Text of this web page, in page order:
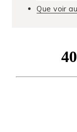
Que voir